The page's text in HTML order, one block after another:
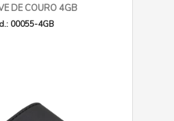
DE COURO 4GB
00055-4GB